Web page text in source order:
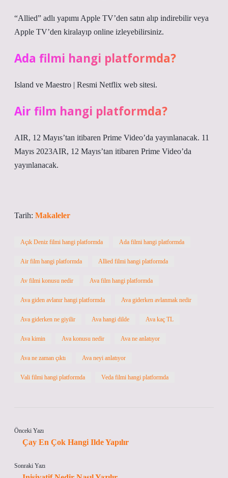
“Allied” adlı yapımı Apple TV’den satın alıp indirebilir veya
Apple TV’den kiralayıp online izleyebilirsiniz.
Ada filmi hangi platformda?
Island ve Maestro | Resmi Netflix web sitesi.
Air film hangi platformda?
AIR, 12 Mayıs’tan itibaren Prime Video’da yayınlanacak. 11
Mayıs 2023AIR, 12 Mayıs’tan itibaren Prime Video’da
yayınlanacak.
Tarih: Makaleler
Açık Deniz filmi hangi platformda Ada filmi hangi platformda
Air film hangi platformda Allied filmi hangi platformda
Av filmi konusu nedir Ava film hangi platformda
Ava giden avlanır hangi platformda Ava giderken avlanmak nedir
Ava giderken ne giyilir Ava hangi dilde Ava kaç TL
Ava kimin Ava konusu nedir Ava ne anlatıyor
Ava ne zaman çıktı Ava neyi anlatıyor
Vali filmi hangi platformda Veda filmi hangi platformda
Önceki Yazı
Çay En Çok Hangi Ilde Yapılır
Sonraki Yazı